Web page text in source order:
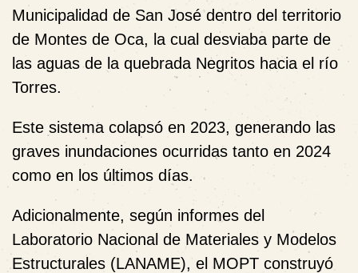
Municipalidad de San José dentro del territorio
de Montes de Oca, la cual desviaba parte de
las aguas de la quebrada Negritos hacia el río
Torres.
Este sistema colapsó en 2023, generando las
graves inundaciones ocurridas tanto en 2024
como en los últimos días.
Adicionalmente, según informes del
Laboratorio Nacional de Materiales y Modelos
Estructurales (LANAME), el MOPT construyó